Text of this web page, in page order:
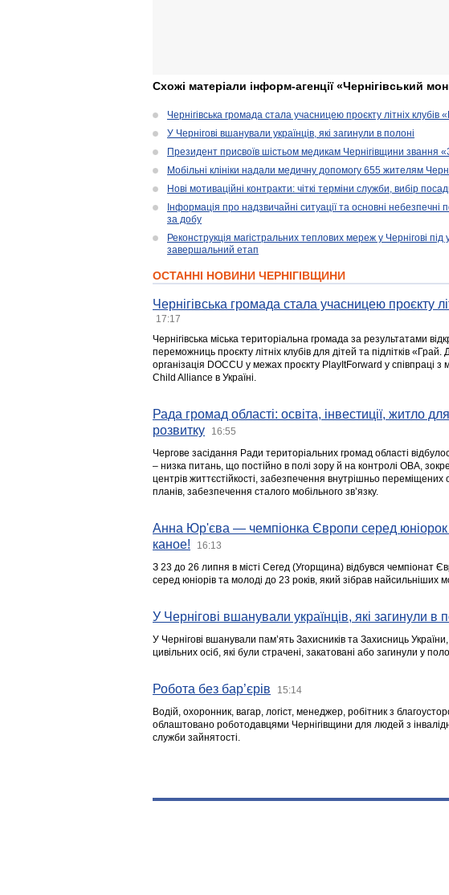
Схожі матеріали інформ-агенції «Чернігівський
Чернігівська громада стала учасницею проєкту літніх клубів
У Чернігові вшанували українців, які загинули в полоні
Президент присвоїв шістьом медикам Чернігівщини звання
Мобільні клініки надали медичну допомогу 655 жителям
Нові мотиваційні контракти: чіткі терміни служби, вибір
Інформація про надзвичайні ситуації та основні небезпечні
за добу
Реконструкція магістральних теплових мереж у Чернігові
завершальний етап
ОСТАННІ НОВИНИ ЧЕРНІГІВЩИНИ
Чернігівська громада стала учасницею проєкту
17:17
Чернігівська міська територіальна громада за результатами
переможниць проєкту літніх клубів для дітей та підлітків
організація DOCCU у межах проєкту PlayItForward у співпраці
Child Alliance в Україні.
Рада громад області: освіта, інвестиції, житло
розвитку
16:55
Чергове засідання Ради територіальних громад області
– низка питань, що постійно в полі зору й на контролі ОВА,
центрів життєстійкості, забезпечення внутрішньо
планів, забезпечення сталого мобільного зв’язку.
Анна Юр'єва — чемпіонка Європи серед юніорок
каное!
16:13
З 23 до 26 липня в місті Сегед (Угорщина) відбувся чемпіонат
серед юніорів та молоді до 23 років, який зібрав найсильніших
У Чернігові вшанували українців, які загинули в
У Чернігові вшанували пам’ять Захисників та Захисниць
цивільних осіб, які були страчені, закатовані або загинули у
Робота без бар’єрів 15:14
Водій, охоронник, вагар, логіст, менеджер, робітник з
облаштовано роботодавцями Чернігівщини для людей з
служби зайнятості.